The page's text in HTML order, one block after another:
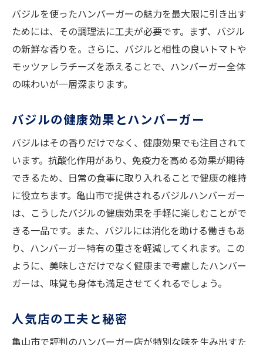
バジルを使ったハンバーガーの魅力を最大限に引き出す
ためには、その調理法に工夫が必要です。まず、バジル
の新鮮な香りを。さらに、バジルと相性の良いトマトや
モッツァレラチーズを添えることで、ハンバーガー全体
の味わいが一層深まります。
バジルの健康効果とハンバーガー
バジルはその香りだけでなく、健康効果でも注目されて
います。抗酸化作用があり、免疫力を高める効果が期待
できるため、日常の食事に取り入れることで健康の維持
に役立ちます。亀山市で提供されるバジルハンバーガー
は、こうしたバジルの健康効果を手軽に楽しむことがで
きる一品です。また、バジルには消化を助ける働きもあ
り、ハンバーガー特有の重さを軽減してくれます。この
ように、美味しさだけでなく健康まで考慮したハンバー
ガーは、味覚も身体も満足させてくれるでしょう。
人気店の工夫と秘密
亀山市で評判のハンバーガー店が特別な味を生み出すた